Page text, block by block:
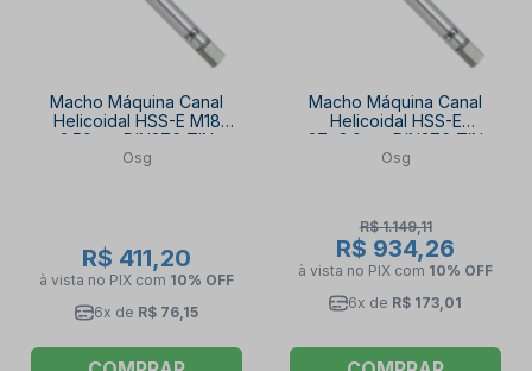
Macho Máquina Canal
Helicoidal HSS-E M18
2.50mm DIN376 TIN
2002/4 2002/4 SIGMA-
Osg
R$ 411,20
à vista no PIX com 10% OFF
6x de R$ 76,15
Macho Máquina Canal
Helicoidal HSS-E
27x3.0mm DIN376 TIN
2002/4 SIGMA-SFT OSG
Osg
R$ 1.149,11
R$ 934,26
à vista no PIX com 10% OFF
6x de R$ 173,01